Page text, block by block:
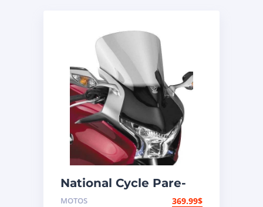
National Cycle Pare-
brise aéroacoustique
MOTOS 369.99$